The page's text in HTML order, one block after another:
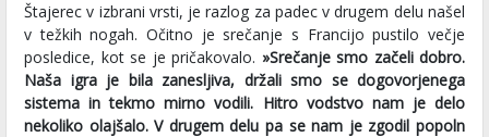
Štajerec v izbrani vrsti, je razlog za padec v drugem delu našel
v težkih nogah. Očitno je srečanje s Francijo pustilo večje
posledice, kot se je pričakovalo. »Srečanje smo začeli dobro.
Naša igra je bila zanesljiva, držali smo se dogovorjenega
sistema in tekmo mirno vodili. Hitro vodstvo nam je delo
nekoliko olajšalo. V drugem delu pa se nam je zgodil popoln